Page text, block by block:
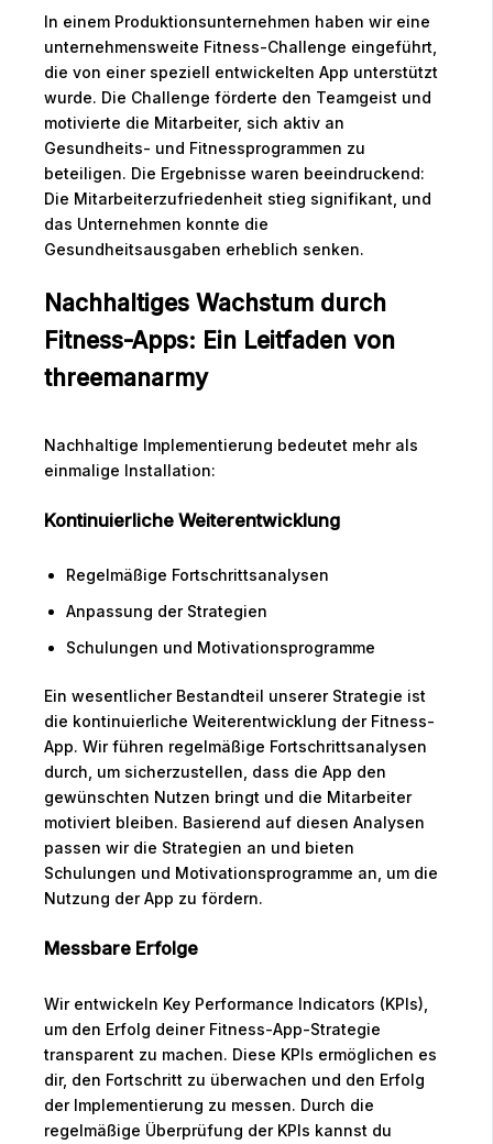
In einem Produktionsunternehmen haben wir eine
unternehmensweite Fitness-Challenge eingeführt,
die von einer speziell entwickelten App unterstützt
wurde. Die Challenge förderte den Teamgeist und
motivierte die Mitarbeiter, sich aktiv an
Gesundheits- und Fitnessprogrammen zu
beteiligen. Die Ergebnisse waren beeindruckend:
Die Mitarbeiterzufriedenheit stieg signifikant, und
das Unternehmen konnte die
Gesundheitsausgaben erheblich senken.
Nachhaltiges Wachstum durch
Fitness-Apps: Ein Leitfaden von
threemanarmy
Nachhaltige Implementierung bedeutet mehr als
einmalige Installation:
Kontinuierliche Weiterentwicklung
Regelmäßige Fortschrittsanalysen
Anpassung der Strategien
Schulungen und Motivationsprogramme
Ein wesentlicher Bestandteil unserer Strategie ist
die kontinuierliche Weiterentwicklung der Fitness-
App. Wir führen regelmäßige Fortschrittsanalysen
durch, um sicherzustellen, dass die App den
gewünschten Nutzen bringt und die Mitarbeiter
motiviert bleiben. Basierend auf diesen Analysen
passen wir die Strategien an und bieten
Schulungen und Motivationsprogramme an, um die
Nutzung der App zu fördern.
Messbare Erfolge
Wir entwickeln Key Performance Indicators (KPIs),
um den Erfolg deiner Fitness-App-Strategie
transparent zu machen. Diese KPIs ermöglichen es
dir, den Fortschritt zu überwachen und den Erfolg
der Implementierung zu messen. Durch die
regelmäßige Überprüfung der KPIs kannst du